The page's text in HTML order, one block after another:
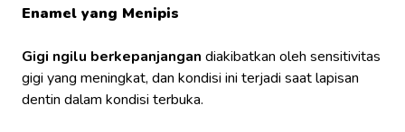
Enamel yang Menipis
Gigi ngilu berkepanjangan diakibatkan oleh sensitivitas
gigi yang meningkat, dan kondisi ini terjadi saat lapisan
dentin dalam kondisi terbuka.